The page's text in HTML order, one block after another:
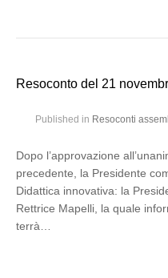
Resoconto del 21
Published in Resoconti
Dopo l’approvazione
precedente, la Presidente
Didattica innovativa: la
Rettrice Mapelli, la quale
terrà…